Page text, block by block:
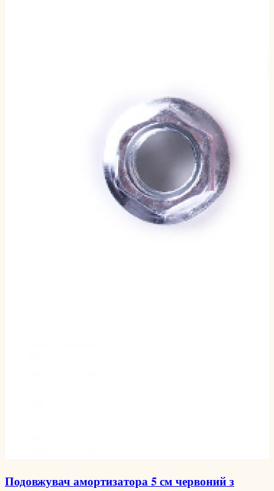
Подовжувач амортизатора 5 см червоний з